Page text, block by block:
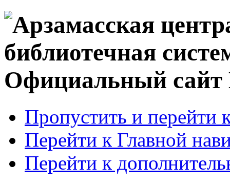
Официальный
Пропустить и перейти
Перейти к Главной
Перейти к